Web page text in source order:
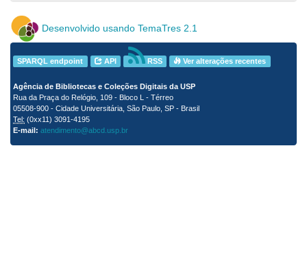
Desenvolvido usando TemaTres 2.1
SPARQL endpoint API RSS Ver alterações recentes
Agência de Bibliotecas e Coleções Digitais da USP
Rua da Praça do Relógio, 109 - Bloco L - Térreo
05508-900 - Cidade Universitária, São Paulo, SP - Brasil
Tel: (0xx11) 3091-4195
E-mail: atendimento@abcd.usp.br